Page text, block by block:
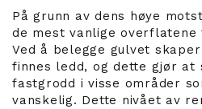
På grunn av dens høye
de mest vanlige overflatene
Ved å belegge gulvet
finnes ledd, og dette gjør at
fastgrodd i visse områder
vanskelig. Dette nivået av